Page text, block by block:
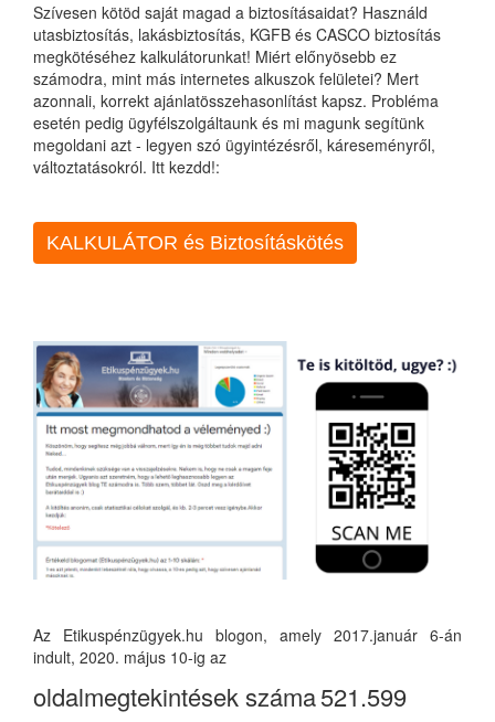
Szívesen kötöd saját magad a biztosításaidat? Használd
utasbiztosítás, lakásbiztosítás, KGFB és CASCO biztosítás
megkötéséhez kalkulátorunkat! Miért előnyösebb ez
számodra, mint más internetes alkuszok felületei? Mert
azonnali, korrekt ajánlatösszehasonlítást kapsz. Probléma
esetén pedig ügyfélszolgáltaunk és mi magunk segítünk
megoldani azt - legyen szó ügyintézésről, káreseményről,
változtatásokról. Itt kezdd!:
KALKULÁTOR és Biztosításkötés
Az Etikuspénzügyek.hu blogon, amely 2017.január 6-án
indult, 2020. május 10-ig az
oldalmegtekintések száma521.599